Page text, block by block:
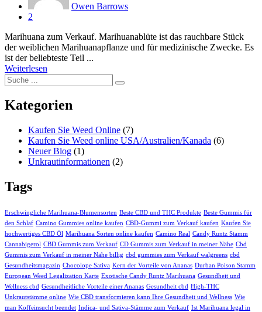
Owen Barrows
2
Marihuana zum Verkauf. Marihuanablüte ist das rauchbare Stück
der weiblichen Marihuanapflanze und für medizinische Zwecke. Es
ist der beliebteste Teil ...
Weiterlesen
Kategorien
Kaufen Sie Weed Online (7)
Kaufen Sie Weed online USA/Australien/Kanada (6)
Neuer Blog (1)
Unkrautinformationen (2)
Tags
Erschwingliche Marihuana-Blumensorten Beste CBD und THC Produkte Beste Gummis für
den Schlaf Camino Gummies online kaufen CBD-Gummi zum Verkauf kaufen Kaufen Sie
hochwertiges CBD Öl Marihuana Sorten online kaufen Camino Real Candy Runtz Stamm
Cannabigerol CBD Gummis zum Verkauf CD Gummis zum Verkauf in meiner Nähe Cbd
Gummis zum Verkauf in meiner Nähe billig cbd gummies zum Verkauf walgreens cbd
Gesundheitsmagazin Chocolope Sativa Kern der Vorteile von Ananas Durban Poison Stamm
European Weed Legalization Karte Exotische Candy Runtz Marihuana Gesundheit und
Wellness cbd Gesundheitliche Vorteile einer Ananas Gesundheit cbd High-THC
Unkrautstämme online Wie CBD transformieren kann Ihre Gesundheit und Wellness Wie
man Koffeinsucht beendet Indica- und Sativa-Stämme zum Verkauf Ist Marihuana legal in